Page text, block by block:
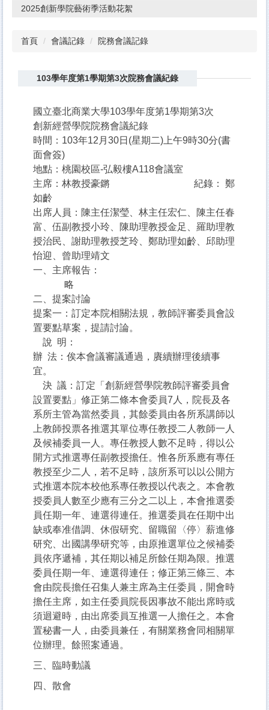
2025創新學院藝術季活動花絮
首頁 會議記錄 院務會議記錄
103學年度第1學期第3次院務會議紀錄
國立臺北商業大學103學年度第1學期第3次
創新經營學院院務會議紀錄
時間：103年12月30日(星期二)上午9時30分(書
面會簽)
地點：桃園校區-弘毅樓A118會議室
主席：林教授豪鏘 紀錄： 鄭
如齡
出席人員：陳主任潔瑩、林主任宏仁、陳主任春
富、伍副教授小玲、陳助理教授金足、羅助理教
授治民、謝助理教授芝玲、鄭助理如齡、邱助理
怡迎、曾助理靖文
一、主席報告：
略
二、提案討論
提案一：訂定本院相關法規，教師評審委員會設
置要點草案，提請討論。
說 明：
辦 法：俟本會議審議通過，賡續辦理後續事
宜。
決 議：訂定「創新經營學院教師評審委員會
設置要點」修正第二條本會委員7人，院長及各
系所主管為當然委員，其餘委員由各所系講師以
上教師投票各推選其單位專任教授二人教師一人
及候補委員一人。專任教授人數不足時，得以公
開方式推選專任副教授擔任。惟各所系應有專任
教授至少二人，若不足時，該所系可以以公開方
式推選本院本校他系專任教授以代表之。本會教
授委員人數至少應有三分之二以上，本會推選委
員任期一年、連選得連任。推選委員在任期中出
缺或奉准借調、休假研究、留職留〈停〉薪進修
研究、出國講學研究等，由原推選單位之候補委
員依序遞補，其任期以補足所餘任期為限。推選
委員任期一年、連選得連任；修正第三條三、本
會由院長擔任召集人兼主席為主任委員，開會時
擔任主席，如主任委員院長因事故不能出席時或
須迴避時，由出席委員互推選一人擔任之。本會
置秘書一人，由委員兼任，有關業務會同相關單
位辦理。餘照案通過。
三、臨時動議
四、散會